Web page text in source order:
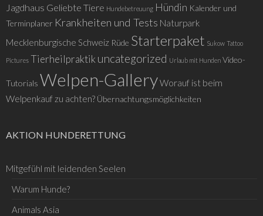
Jagdhaus Geliebte Tiere Hundebetreuung Hündin Kalender und
Terminplaner Krankheiten und Tests Naturpark
Mecklenburgische Schweiz Rüde Starterpaket Sukow Tattoo
Pictures Tierheilpraktikuncategorized Urlaub mit Hunden Video-
Tutorials Welpen-GalleryWorauf ist beim
Welpenkauf zu achten? Übernachtungsmöglichkeiten
AKTION HUNDERETTUNG
Mitgefühl mit leidenden Seelen
Warum Hunde?
Animals Asia